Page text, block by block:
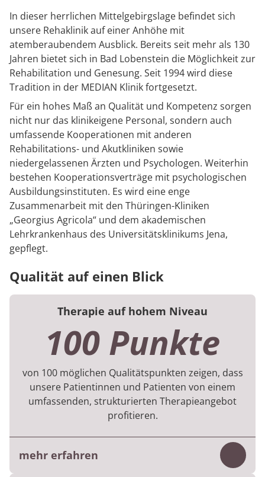
In dieser herrlichen Mittelgebirgslage befindet sich
unsere Rehaklinik auf einer Anhöhe mit
atemberaubendem Ausblick. Bereits seit mehr als 130
Jahren bietet sich in Bad Lobenstein die Möglichkeit zur
Rehabilitation und Genesung. Seit 1994 wird diese
Tradition in der MEDIAN Klinik fortgesetzt.
Für ein hohes Maß an Qualität und Kompetenz sorgen
nicht nur das klinikeigene Personal, sondern auch
umfassende Kooperationen mit anderen
Rehabilitations- und Akutkliniken sowie
niedergelassenen Ärzten und Psychologen. Weiterhin
bestehen Kooperationsverträge mit psychologischen
Ausbildungsinstituten. Es wird eine enge
Zusammenarbeit mit den Thüringen-Kliniken
„Georgius Agricola“ und dem akademischen
Lehrkrankenhaus des Universitätsklinikums Jena,
gepflegt.
Qualität auf einen Blick
Therapie auf hohem Niveau
100 Punkte
von 100 möglichen Qualitätspunkten zeigen, dass
unsere Patientinnen und Patienten von einem
umfassenden, strukturierten Therapieangebot
profitieren.
mehr erfahren